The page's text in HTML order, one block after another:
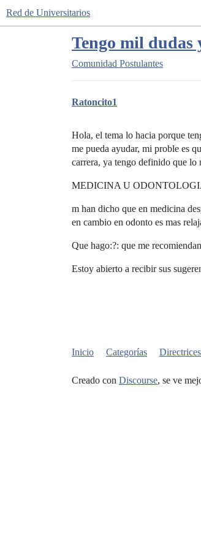
Red de Universitarios
Tengo mil dudas
Comunidad Postulantes
Ratoncito1
Hola, el tema lo hacia porque
me pueda ayudar, mi proble es
carrera, ya tengo definido que lo
MEDICINA U
m han dicho que en medicina
en cambio en odonto es mas
Que hago:?: que me
Estoy abierto a recibir sus
Inicio Categorías Directrices
Creado con Discourse, se ve